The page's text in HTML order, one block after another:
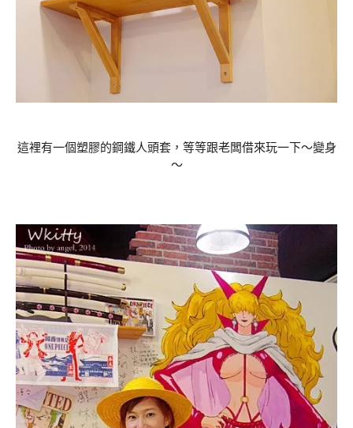
這裡有一個塑膠的鋼鐵人頭套，等等跟老闆借來玩一下～變身
～